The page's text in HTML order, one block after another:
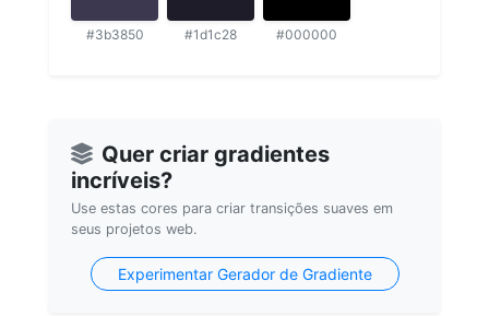
#3b3850 #1d1c28 #000000
Quer criar gradientes
incríveis?
Use estas cores para criar transições suaves em
seus projetos web.
Experimentar Gerador de Gradiente